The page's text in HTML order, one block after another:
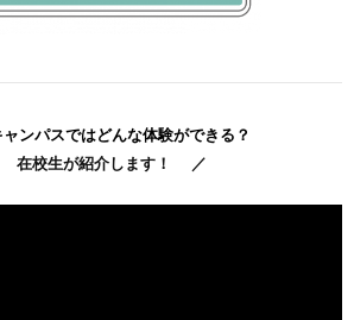
ンパスではどんな体験ができる？
校生が紹介します！ ／